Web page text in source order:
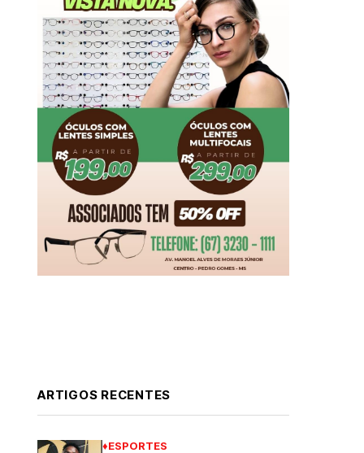
ARTIGOS RECENTES
♦ESPORTES